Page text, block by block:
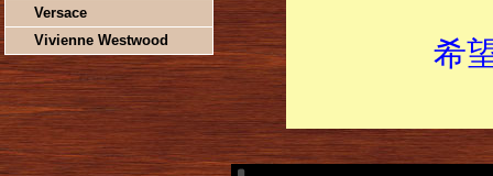
Versace
Vivienne Westwood
希